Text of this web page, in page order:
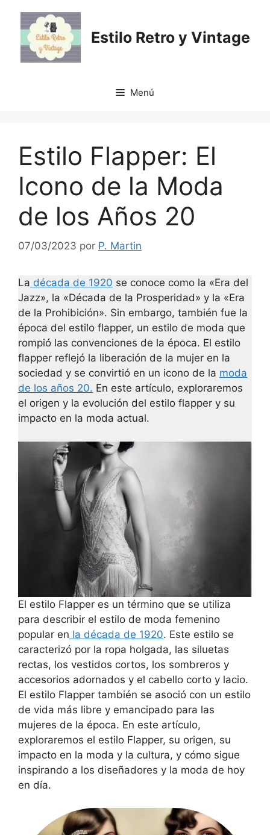
contenido
Estilo Retro y Vintage
Menú
Estilo Flapper: El
Icono de la Moda
de los Años 20
07/03/2023 por P. Martin
La década de 1920 se conoce como la «Era del
Jazz», la «Década de la Prosperidad» y la «Era
de la Prohibición». Sin embargo, también fue la
época del estilo flapper, un estilo de moda que
rompió las convenciones de la época. El estilo
flapper reflejó la liberación de la mujer en la
sociedad y se convirtió en un icono de la moda
de los años 20. En este artículo, exploraremos
el origen y la evolución del estilo flapper y su
impacto en la moda actual.
El estilo Flapper es un término que se utiliza
para describir el estilo de moda femenino
popular en la década de 1920. Este estilo se
caracterizó por la ropa holgada, las siluetas
rectas, los vestidos cortos, los sombreros y
accesorios adornados y el cabello corto y lacio.
El estilo Flapper también se asoció con un estilo
de vida más libre y emancipado para las
mujeres de la época. En este artículo,
exploraremos el estilo Flapper, su origen, su
impacto en la moda y la cultura, y cómo sigue
inspirando a los diseñadores y la moda de hoy
en día.